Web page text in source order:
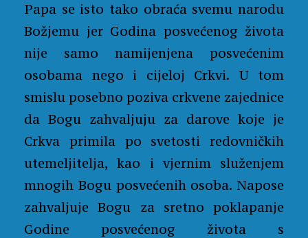
Papa se isto tako obraća svemu narodu
Božjemu jer Godina posvećenog života
nije samo namijenjena posvećenim
osobama nego i cijeloj Crkvi. U tom
smislu posebno poziva crkvene zajednice
da Bogu zahvaljuju za darove koje je
Crkva primila po svetosti redovničkih
utemeljitelja, kao i vjernim služenjem
mnogih Bogu posvećenih osoba. Napose
zahvaljuje Bogu za sretno poklapanje
Godine posvećenog života s